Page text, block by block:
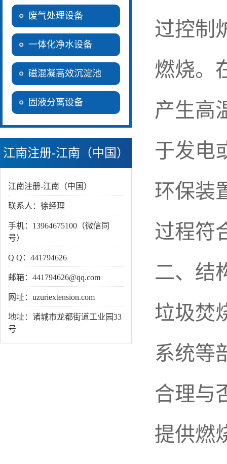
废气处理设备
一体化净水设备
磁混凝高效沉淀池
固液分离设备
江南注册-江南（中国）
江南注册-江南（中国）
联系人：徐经理
手机：13964675100（微信同
号）
Q Q：441794626
邮箱：441794626@qq.com
网址：uzuriextension.com
地址：诸城市龙都街道工业园33
号
过控制
燃烧。
产生高
于发电
环保装
过程符
二、结
垃圾焚
系统等
合理与
提供燃